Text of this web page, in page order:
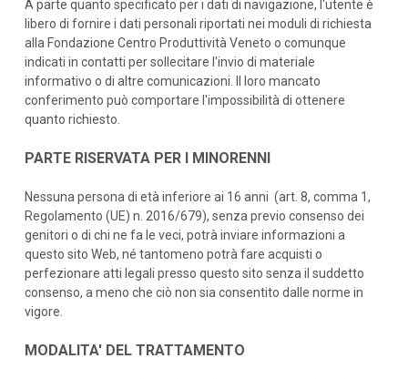
A parte quanto specificato per i dati di navigazione, l'utente è
libero di fornire i dati personali riportati nei moduli di richiesta
alla Fondazione Centro Produttività Veneto o comunque
indicati in contatti per sollecitare l'invio di materiale
informativo o di altre comunicazioni. Il loro mancato
conferimento può comportare l'impossibilità di ottenere
quanto richiesto.
PARTE RISERVATA PER I MINORENNI
Nessuna persona di età inferiore ai 16 anni (art. 8, comma 1,
Regolamento (UE) n. 2016/679), senza previo consenso dei
genitori o di chi ne fa le veci, potrà inviare informazioni a
questo sito Web, né tantomeno potrà fare acquisti o
perfezionare atti legali presso questo sito senza il suddetto
consenso, a meno che ciò non sia consentito dalle norme in
vigore.
MODALITA' DEL TRATTAMENTO